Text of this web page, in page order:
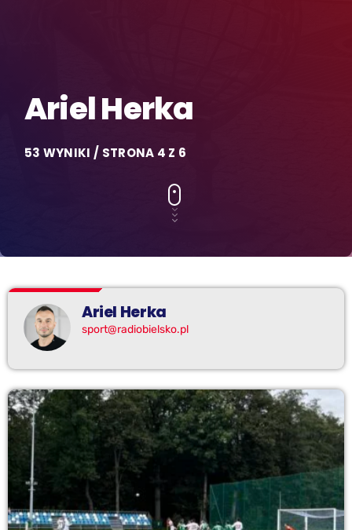
Ariel Herka
53 WYNIKI / STRONA 4 Z 6
Ariel Herka
sport@radiobielsko.pl